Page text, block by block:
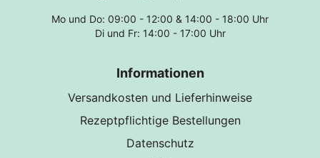
Mo und Do: 09:00 - 12:00 & 14:00 - 18:00 Uhr
Di und Fr: 14:00 - 17:00 Uhr
Informationen
Versandkosten und Lieferhinweise
Rezeptpflichtige Bestellungen
Datenschutz